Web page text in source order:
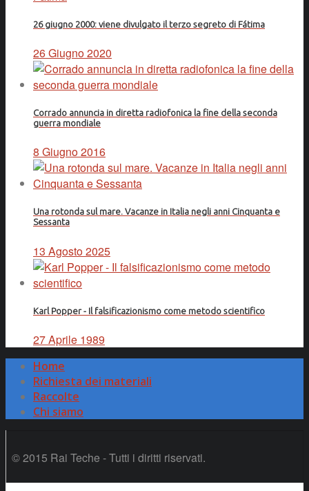
26 giugno 2000: viene divulgato il terzo segreto di Fátima
26 Giugno 2020
Corrado annuncia in diretta radiofonica la fine della seconda
guerra mondiale
8 Giugno 2016
Una rotonda sul mare. Vacanze in Italia negli anni Cinquanta e
Sessanta
13 Agosto 2025
Karl Popper - Il falsificazionismo come metodo scientifico
27 Aprile 1989
Home
Richiesta dei materiali
Raccolte
Chi siamo
© 2015 Rai Teche - Tutti i diritti riservati.